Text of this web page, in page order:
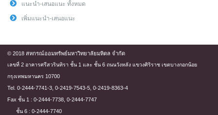
แนะนำ-เสนอแนะ ทั้งหมด
เพิ่มแนะนำ-เสนอแนะ
© 2018 สหกรณ์ออมทรัพย์มหาวิทยาลัยมหิดล จำกัด
เลขที่ 2 อาคารศรีสวรินทิรา ชั้น 1 และ ชั้น 6 ถนนวังหลัง แขวงศิริราช เขตบางกอกน้อย
กรุงเทพมหานคร 10700
Tel. 0-2444-7741-3, 0-2419-7543-5, 0-2419-8363-4
Fax ชั้น 1 : 0-2444-7738, 0-2444-7747
ชั้น 6 : 0-2444-7740